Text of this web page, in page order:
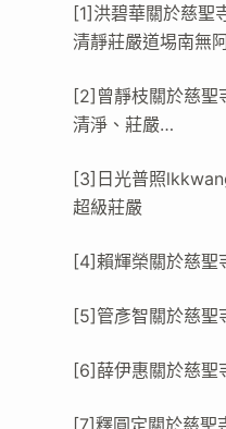
[1]洪碧華關於慈聖
清靜莊嚴道埸南無
[2]曾靜枝關於慈聖
清淨、莊嚴…
[3]日光普照
超級莊嚴
[4]賴輝榮關於慈聖
[5]管彥智關於慈聖
[6]薛伊惠關於慈聖
[7]釋圓定關於慈聖